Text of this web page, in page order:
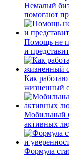
Немалый
помогают
Помощь не
и
Как
жизненный
Мобильный
активных
Формула